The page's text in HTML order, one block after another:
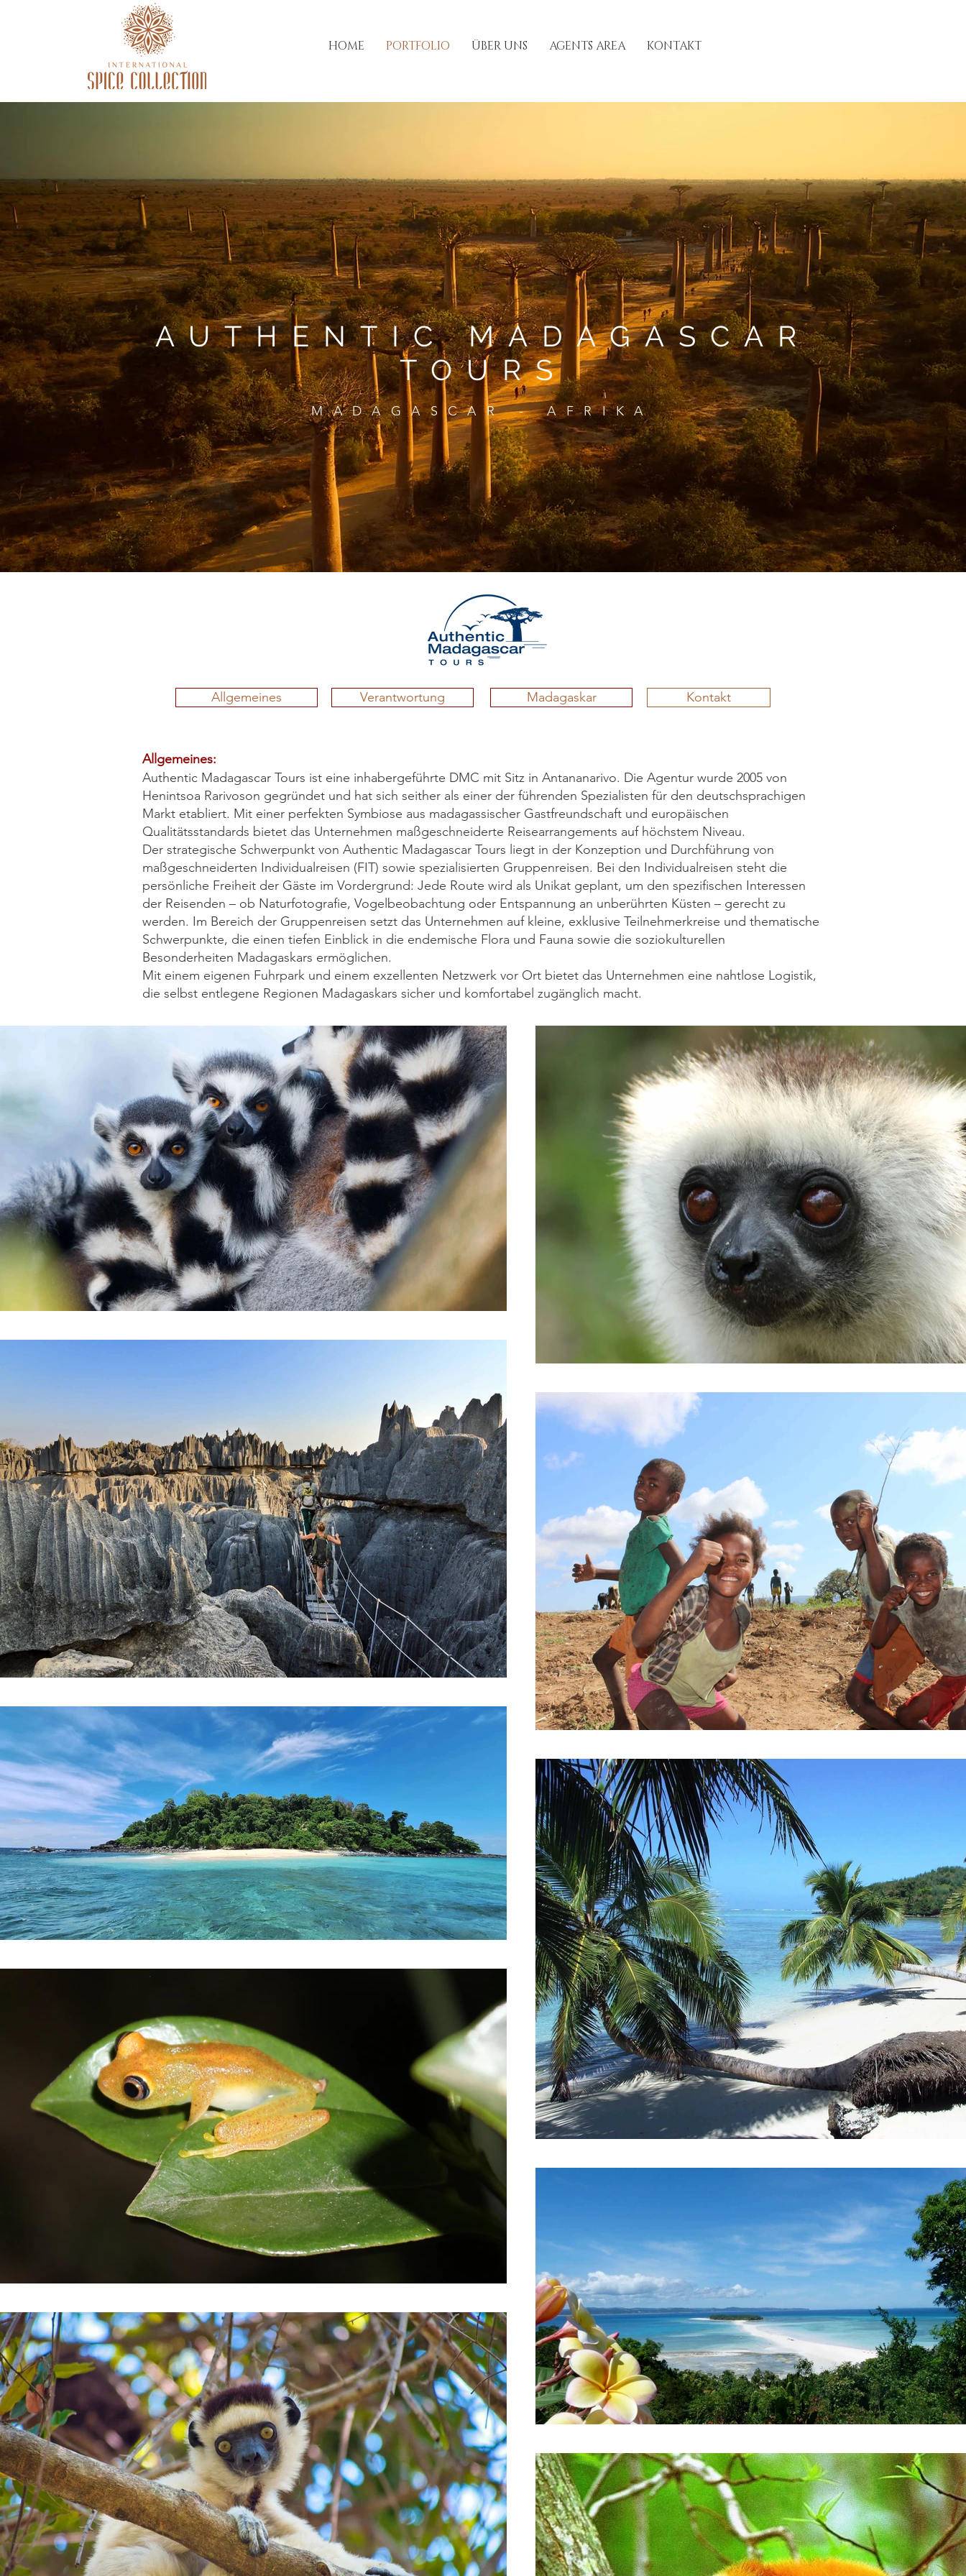
HOME PORTFOLIO ÜBER UNS AGENTS AREA KONTAKT
AUTHENTIC MADAGASCAR
TOURS
MADAGASCAR - AFRIKA
Allgemeines Kontakt
Verantwortung Madagaskar
Allgemeines:
Authentic Madagascar Tours ist eine inhabergeführte DMC mit Sitz in Antananarivo. Die Agentur wurde 2005 von
Henintsoa Rarivoson gegründet und hat sich seither als einer der führenden Spezialisten für den deutschsprachigen
Markt etabliert. Mit einer perfekten Symbiose aus madagassischer Gastfreundschaft und europäischen
Qualitätsstandards bietet das Unternehmen maßgeschneiderte Reisearrangements auf höchstem Niveau.
Der strategische Schwerpunkt von Authentic Madagascar Tours liegt in der Konzeption und Durchführung von
maßgeschneiderten Individualreisen (FIT) sowie spezialisierten Gruppenreisen. Bei den Individualreisen steht die
persönliche Freiheit der Gäste im Vordergrund: Jede Route wird als Unikat geplant, um den spezifischen Interessen
der Reisenden – ob Naturfotografie, Vogelbeobachtung oder Entspannung an unberührten Küsten – gerecht zu
werden. Im Bereich der Gruppenreisen setzt das Unternehmen auf kleine, exklusive Teilnehmerkreise und thematische
Schwerpunkte, die einen tiefen Einblick in die endemische Flora und Fauna sowie die soziokulturellen
Besonderheiten Madagaskars ermöglichen.
Mit einem eigenen Fuhrpark und einem exzellenten Netzwerk vor Ort bietet das Unternehmen eine nahtlose Logistik,
die selbst entlegene Regionen Madagaskars sicher und komfortabel zugänglich macht.